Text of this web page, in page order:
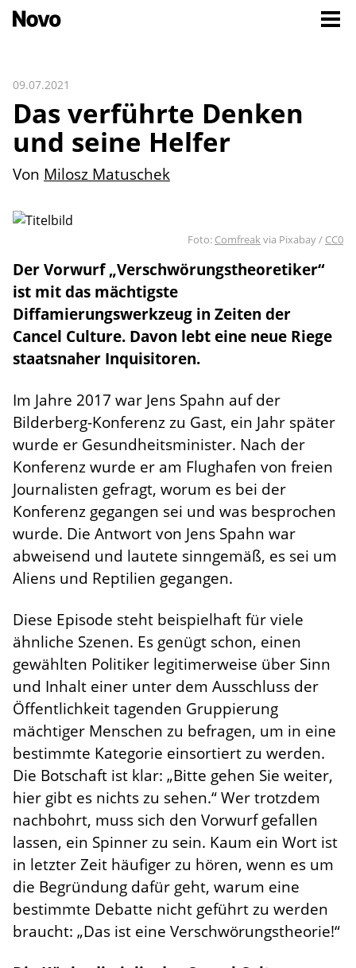
09.07.2021
Das verführte Denken
und seine Helfer
Von Milosz Matuschek
Foto: Comfreakvia Pixabay / CC0
Der Vorwurf „Verschwörungstheoretiker“
ist mit das mächtigste
Diffamierungswerkzeug in Zeiten der
Cancel Culture. Davon lebt eine neue Riege
staatsnaher Inquisitoren.
Im Jahre 2017 war Jens Spahn auf der
Bilderberg-Konferenz zu Gast, ein Jahr später
wurde er Gesundheitsminister. Nach der
Konferenz wurde er am Flughafen von freien
Journalisten gefragt, worum es bei der
Konferenz gegangen sei und was besprochen
wurde. Die Antwort von Jens Spahn war
abweisend und lautete sinngemäß, es sei um
Aliens und Reptilien gegangen.
Diese Episode steht beispielhaft für viele
ähnliche Szenen. Es genügt schon, einen
gewählten Politiker legitimerweise über Sinn
und Inhalt einer unter dem Ausschluss der
Öffentlichkeit tagenden Gruppierung
mächtiger Menschen zu befragen, um in eine
bestimmte Kategorie einsortiert zu werden.
Die Botschaft ist klar: „Bitte gehen Sie weiter,
hier gibt es nichts zu sehen.“ Wer trotzdem
nachbohrt, muss sich den Vorwurf gefallen
lassen, ein Spinner zu sein. Kaum ein Wort ist
in letzter Zeit häufiger zu hören, wenn es um
die Begründung dafür geht, warum eine
bestimmte Debatte nicht geführt zu werden
braucht: „Das ist eine Verschwörungstheorie!“